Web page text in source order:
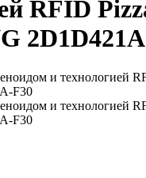
RFID